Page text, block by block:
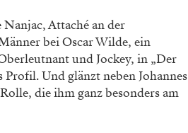
Attaché an der
bei Oscar Wilde, ein
und Jockey, in „Der
Und glänzt neben Johannes
die ihm ganz besonders am